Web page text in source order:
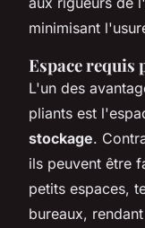
minimisant
Espace requis
L'un des
pliants est
stockage.
ils peuvent être
petits espaces,
bureaux,